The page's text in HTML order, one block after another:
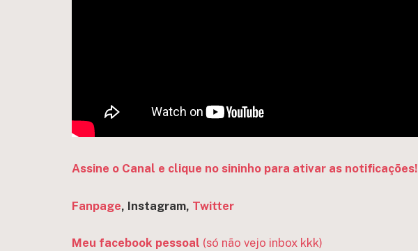
Assine o Canal e clique no sininho para ativar as notificações!
Fanpage, Instagram, Twitter
Meu facebook pessoal (só não vejo inbox kkk)